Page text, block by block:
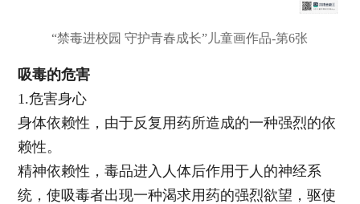
“禁毒进校园 守护青春成长”儿童画作品-第6张
吸毒的危害
1.危害身心
身体依赖性，由于反复用药所造成的一种强烈的依
赖性。
精神依赖性，毒品进入人体后作用于人的神经系
统，使吸毒者出现一种渴求用药的强烈欲望，驱使